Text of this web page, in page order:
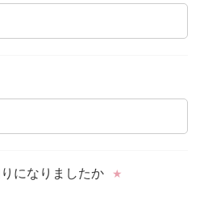
になりましたか ★